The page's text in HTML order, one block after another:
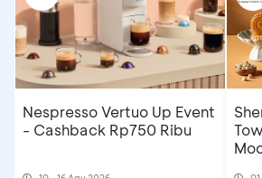
Nespresso Vertuo Up Event
- Cashback Rp750 Ribu